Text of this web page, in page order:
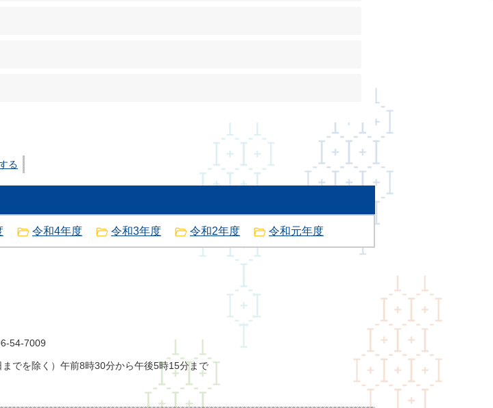
る
令和4年度 令和3年度 令和2年度 令和元年度
54-7009
でを除く）午前8時30分から午後5時15分まで